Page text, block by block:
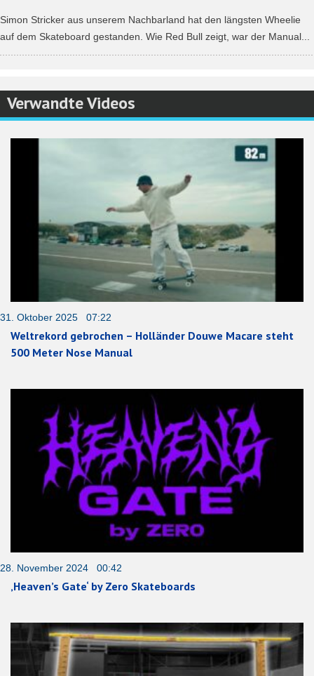
Simon Stricker aus unserem Nachbarland hat den längsten Wheelie
auf dem Skateboard gestanden. Wie Red Bull zeigt, war der Manual...
Verwandte Videos
31. Oktober 2025 07:22
Weltrekord gebrochen – Holländer Douwe Macare steht
500 Meter Nose Manual
28. November 2024 00:42
‚Heaven’s Gate‘ by Zero Skateboards